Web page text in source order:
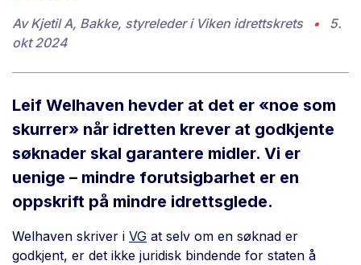
AvKjetil A, Bakke, styreleder i Viken idrettskrets •
5.
okt 2024
Leif Welhaven hevder at det er «noe som
skurrer» når idretten krever at godkjente
søknader skal garantere midler. Vi er
uenige – mindre forutsigbarhet er en
oppskrift på mindre idrettsglede.
Welhaven skriver i VG at selv om en søknad er
godkjent, er det ikke juridisk bindende for staten å